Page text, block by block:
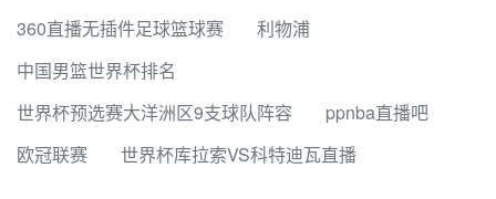
360直播无插件足球篮球赛
利物浦
中国男篮世界杯排名
世界杯预选赛大洋洲区9支球队阵容
ppnba直播吧
欧冠联赛
世界杯库拉索VS科特迪瓦直播